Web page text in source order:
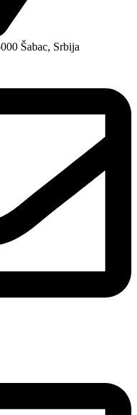
Šabac, Srbija